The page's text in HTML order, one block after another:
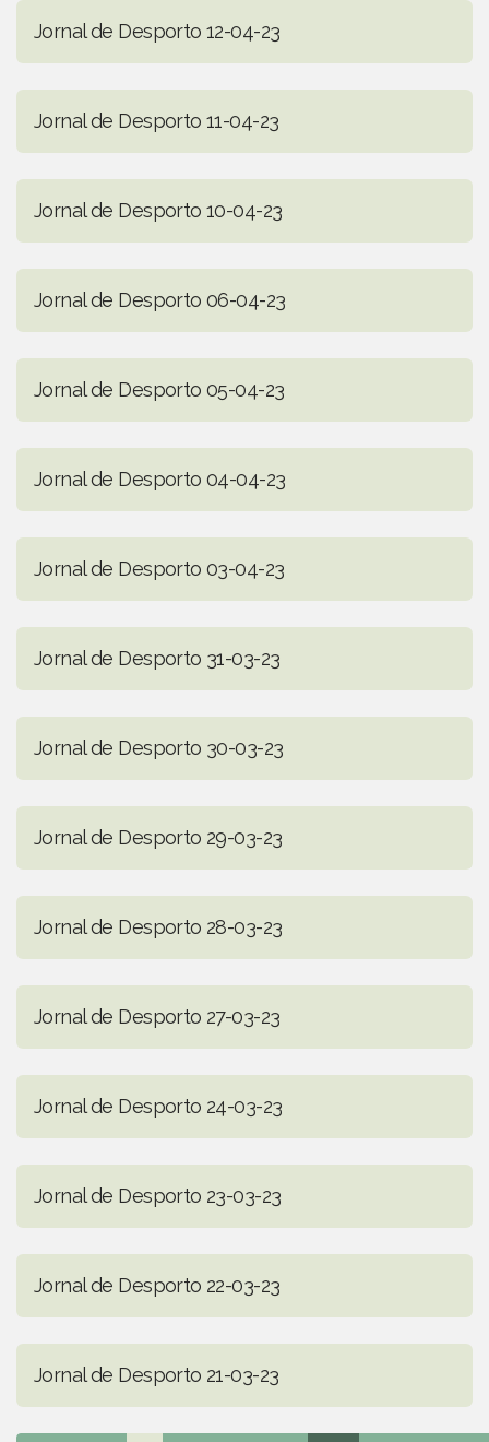
Jornal de Desporto 12-04-23
Jornal de Desporto 11-04-23
Jornal de Desporto 10-04-23
Jornal de Desporto 06-04-23
Jornal de Desporto 05-04-23
Jornal de Desporto 04-04-23
Jornal de Desporto 03-04-23
Jornal de Desporto 31-03-23
Jornal de Desporto 30-03-23
Jornal de Desporto 29-03-23
Jornal de Desporto 28-03-23
Jornal de Desporto 27-03-23
Jornal de Desporto 24-03-23
Jornal de Desporto 23-03-23
Jornal de Desporto 22-03-23
Jornal de Desporto 21-03-23